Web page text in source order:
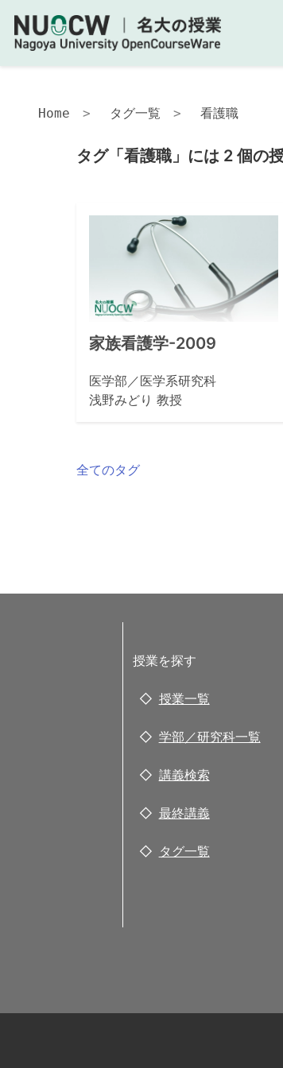
Home タグ一覧 看護職
タグ「看護職」には 2 個の
家族看護学-2009
医学部／医学系研究科
浅野みどり 教授
全てのタグ
授業を探す
授業一覧
学部／研究科一覧
講義検索
最終講義
タグ一覧